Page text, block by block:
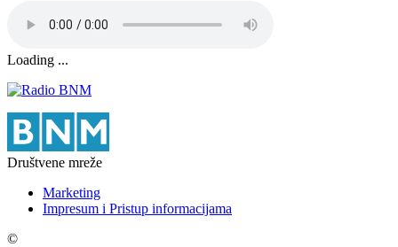
Loading ...
Društvene mreže
Marketing
Impresum i Pristup informacijama
©